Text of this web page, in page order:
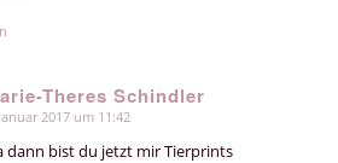
Theres Schindler
2017 um 11:42
dann bist du jetzt mir Tierprints